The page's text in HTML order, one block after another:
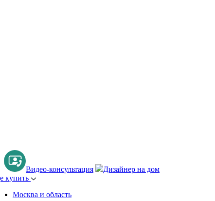
Видео-консультация
Дизайнер на дом
купить
Москва и область